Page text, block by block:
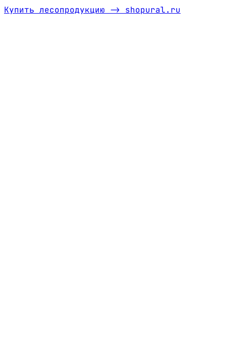
Купить лесопродукцию -> shopural.ru